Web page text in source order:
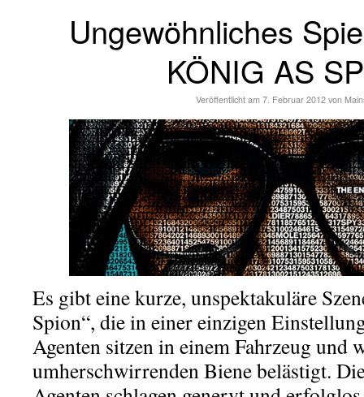
Ungewöhnliches
KÖNIG AS
Veröffentlicht am 7. Februar 2012 von
Es gibt eine kurze, unspektakuläre
Spion“, die in einer einzigen
Agenten sitzen in einem Fahrzeug und
umherschwirrenden Biene belästigt.